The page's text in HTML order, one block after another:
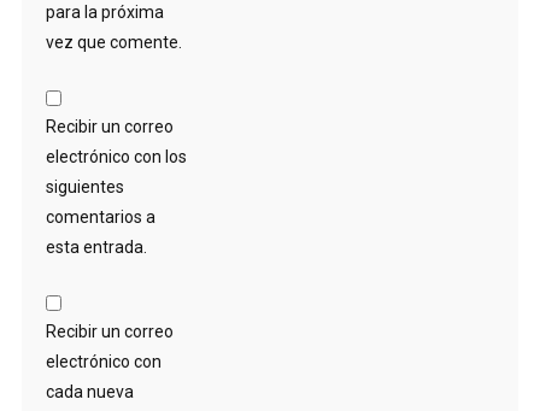
para la próxima
vez que comente.
Recibir un correo
electrónico con los
siguientes
comentarios a
esta entrada.
Recibir un correo
electrónico con
cada nueva